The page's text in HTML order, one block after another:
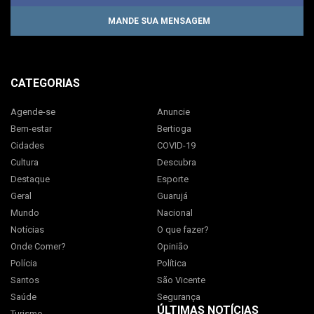
MANDE SUA MENSAGEM
CATEGORIAS
Agende-se
Anuncie
Bem-estar
Bertioga
Cidades
COVID-19
Cultura
Descubra
Destaque
Esporte
Geral
Guarujá
Mundo
Nacional
Notícias
O que fazer?
Onde Comer?
Opinião
Polícia
Política
Santos
São Vicente
Saúde
Segurança
ÚLTIMAS NOTÍCIAS